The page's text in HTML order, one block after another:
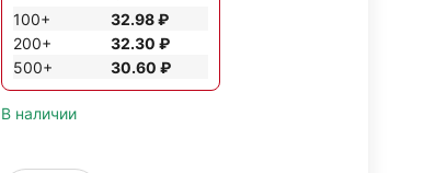
100+
200+
500+
32.98₽
32.30 ₽
30.60 ₽
В наличии